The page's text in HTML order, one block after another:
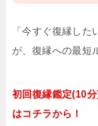
「今すぐ復縁し
が、復縁への最短
初回復縁鑑定(10
はコチラから！